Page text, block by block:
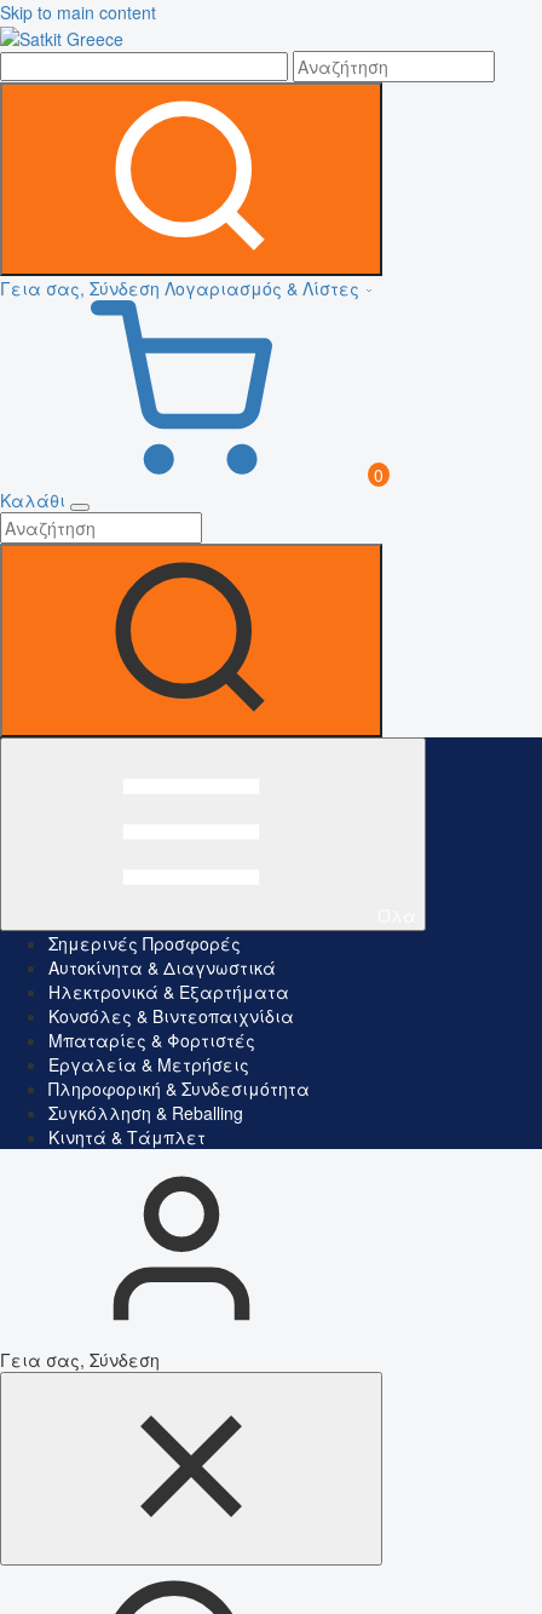
Skip to main content
Γεια σας, Σύνδεση Λογαριασμός & Λίστες
0
Καλάθι
Σημερινές Προσφορές
Αυτοκίνητα & Διαγνωστικά
Ηλεκτρονικά & Εξαρτήματα
Κονσόλες & Βιντεοπαιχνίδια
Μπαταρίες & Φορτιστές
Εργαλεία & Μετρήσεις
Πληροφορική & Συνδεσιμότητα
Συγκόλληση & Reballing
Κινητά & Τάμπλετ
Γεια σας, Σύνδεση